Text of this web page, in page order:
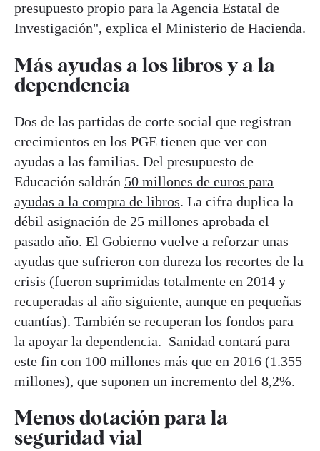
presupuesto propio para la Agencia Estatal de
Investigación", explica el Ministerio de Hacienda.
Más ayudas a los libros y a la
dependencia
Dos de las partidas de corte social que registran
crecimientos en los PGE tienen que ver con
ayudas a las familias. Del presupuesto de
Educación saldrán 50 millones de euros para
ayudas a la compra de libros. La cifra duplica la
débil asignación de 25 millones aprobada el
pasado año. El Gobierno vuelve a reforzar unas
ayudas que sufrieron con dureza los recortes de la
crisis (fueron suprimidas totalmente en 2014 y
recuperadas al año siguiente, aunque en pequeñas
cuantías). También se recuperan los fondos para
la apoyar la dependencia. Sanidad contará para
este fin con 100 millones más que en 2016 (1.355
millones), que suponen un incremento del 8,2%.
Menos dotación para la
seguridad vial